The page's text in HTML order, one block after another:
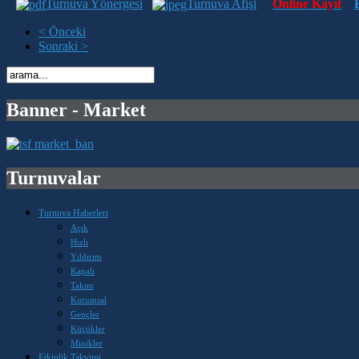
Turnuva Yönergesi
Turnuva Afişi Online Kayıt
< Önceki
Sonraki >
Banner - Market
Turnuvalar
Turnuva Haberleri
Açık
Hızlı
Yıldırım
Kapalı
Takım
Kurumsal
Gençler
Küçükler
Minikler